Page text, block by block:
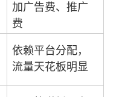
加广告费、推广
费
依赖平台分配，
流量天花板明显